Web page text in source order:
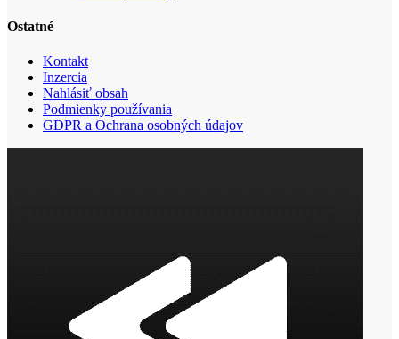
Ostatné
Kontakt
Inzercia
Nahlásiť obsah
Podmienky používania
GDPR a Ochrana osobných údajov